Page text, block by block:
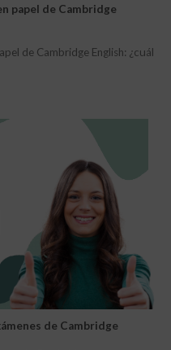
papel de Cambridge
de Cambridge English: ¿cuál
de Cambridge